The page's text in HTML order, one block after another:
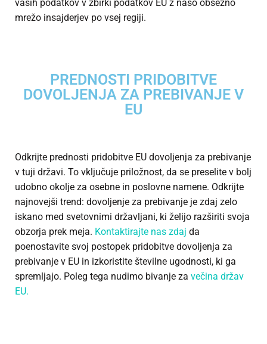
vaših podatkov v zbirki podatkov EU z našo obsežno
mrežo insajderjev po vsej regiji.
PREDNOSTI PRIDOBITVE
DOVOLJENJA ZA PREBIVANJE V
EU
Odkrijte prednosti pridobitve EU dovoljenja za prebivanje
v tuji državi. To vključuje priložnost, da se preselite v bolj
udobno okolje za osebne in poslovne namene. Odkrijte
najnovejši trend: dovoljenje za prebivanje je zdaj zelo
iskano med svetovnimi državljani, ki želijo razširiti svoja
obzorja prek meja. Kontaktirajte nas zdaj da
poenostavite svoj postopek pridobitve dovoljenja za
prebivanje v EU in izkoristite številne ugodnosti, ki ga
spremljajo. Poleg tega nudimo bivanje za večina držav
EU.